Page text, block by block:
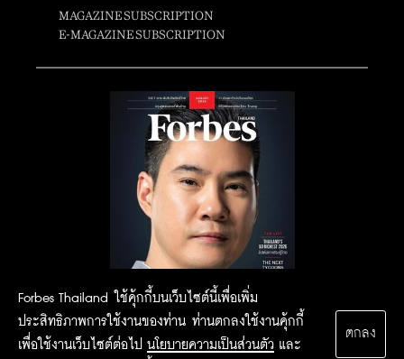
Forbes Thailand ใช้คุ้กกี้บนเว็บไซต์นี้เพื่อเพิ่ม
ประสิทธิภาพการใช้งานของท่าน ท่านตกลงใช้งานคุ้กกี้
เพื่อใช้งานเว็บไซต์ต่อไป นโยบายความเป็นส่วนตัว และ
ตกลง
MAGAZINE SUBSCRIPTION
E-MAGAZINE SUBSCRIPTION